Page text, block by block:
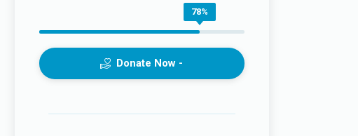
78%
Donate Now -